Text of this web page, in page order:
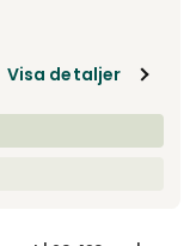
Visa detaljer